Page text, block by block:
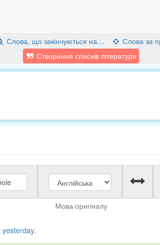
Слова, що закінчуються на… Слова за
Створення списків літератури
Мова оригіналу
yesterday.